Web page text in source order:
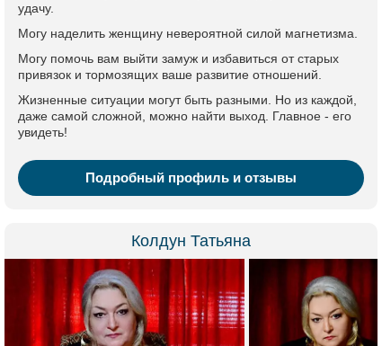
удачу.
Могу наделить женщину невероятной силой магнетизма.
Могу помочь вам выйти замуж и избавиться от старых
привязок и тормозящих ваше развитие отношений.
Жизненные ситуации могут быть разными. Но из каждой,
даже самой сложной, можно найти выход. Главное - его
увидеть!
Подробный профиль и отзывы
Колдун Татьяна